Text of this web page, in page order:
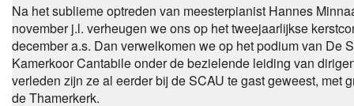
Na het sublieme optreden van meesterpianist Hannes
november j.l. verheugen we ons op het tweejaarlijkse
december a.s. Dan verwelkomen we op het podium van De
Kamerkoor Cantabile onder de bezielende leiding van
verleden zijn ze al eerder bij de SCAU te gast geweest, met
de Thamerkerk.